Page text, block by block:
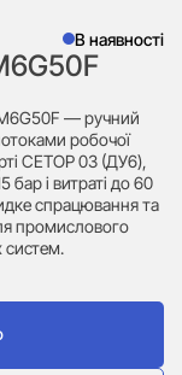
В наявності
— ручний
робочої
CETOP 03 (ДУ6),
бар і витраті до 60
спрацювання та
промислового
систем.